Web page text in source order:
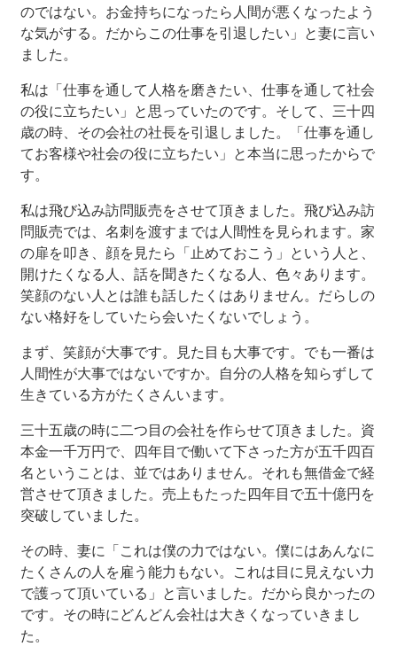
のではない。お金持ちになったら人間が悪くなったよう
な気がする。だからこの仕事を引退したい」と妻に言い
ました。
私は「仕事を通して人格を磨きたい、仕事を通して社会
の役に立ちたい」と思っていたのです。そして、三十四
歳の時、その会社の社長を引退しました。「仕事を通し
てお客様や社会の役に立ちたい」と本当に思ったからで
す。
私は飛び込み訪問販売をさせて頂きました。飛び込み訪
問販売では、名刺を渡すまでは人間性を見られます。家
の扉を叩き、顔を見たら「止めておこう」という人と、
開けたくなる人、話を聞きたくなる人、色々あります。
笑顔のない人とは誰も話したくはありません。だらしの
ない格好をしていたら会いたくないでしょう。
まず、笑顔が大事です。見た目も大事です。でも一番は
人間性が大事ではないですか。自分の人格を知らずして
生きている方がたくさんいます。
三十五歳の時に二つ目の会社を作らせて頂きました。資
本金一千万円で、四年目で働いて下さった方が五千四百
名ということは、並ではありません。それも無借金で経
営させて頂きました。売上もたった四年目で五十億円を
突破していました。
その時、妻に「これは僕の力ではない。僕にはあんなに
たくさんの人を雇う能力もない。これは目に見えない力
で護って頂いている」と言いました。だから良かったの
です。その時にどんどん会社は大きくなっていきまし
た。